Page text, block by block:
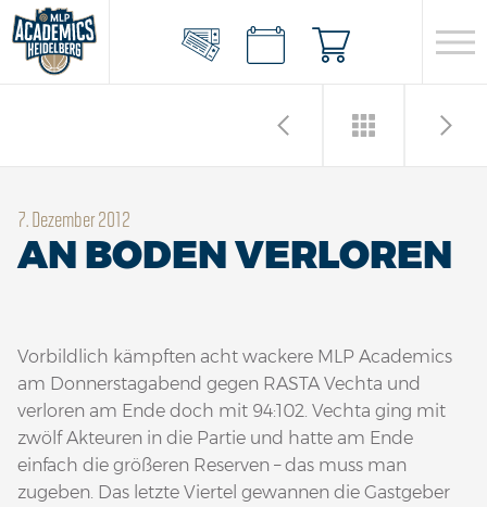
7. Dezember 2012
AN BODEN VERLOREN
Vorbildlich kämpften acht wackere MLP Academics
am Donnerstagabend gegen RASTA Vechta und
verloren am Ende doch mit 94:102. Vechta ging mit
zwölf Akteuren in die Partie und hatte am Ende
einfach die größeren Reserven – das muss man
zugeben. Das letzte Viertel gewannen die Gastgeber